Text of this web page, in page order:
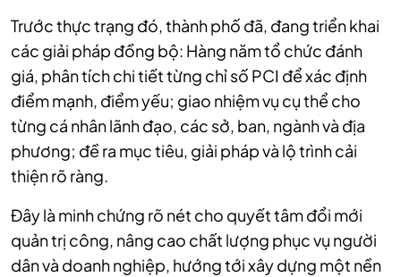
Trước thực trạng đó, thành phố đã, đang triển khai
các giải pháp đồng bộ: Hàng năm tổ chức đánh
giá, phân tích chi tiết từng chỉ số PCI để xác định
điểm mạnh, điểm yếu; giao nhiệm vụ cụ thể cho
từng cá nhân lãnh đạo, các sở, ban, ngành và địa
phương; đề ra mục tiêu, giải pháp và lộ trình cải
thiện rõ ràng.
Đây là minh chứng rõ nét cho quyết tâm đổi mới
quản trị công, nâng cao chất lượng phục vụ người
dân và doanh nghiệp, hướng tới xây dựng một nền